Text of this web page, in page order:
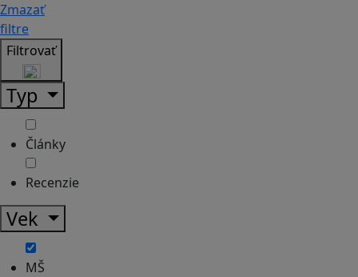
Zmazať
filtre
Filtrovať
Typ
Články
Recenzie
Vek
MŠ